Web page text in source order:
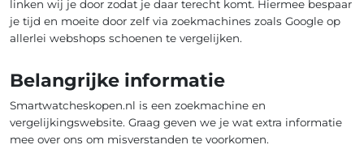
linken wij je door zodat je daar terecht komt. Hiermee bespaar
je tijd en moeite door zelf via zoekmachines zoals Google op
allerlei webshops schoenen te vergelijken.
Belangrijke informatie
Smartwatcheskopen.nl is een zoekmachine en
vergelijkingswebsite. Graag geven we je wat extra informatie
mee over ons om misverstanden te voorkomen.